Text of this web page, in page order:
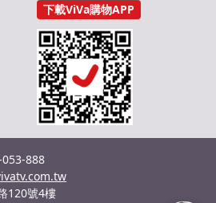
下載ViVa購物APP
053-888
120號4樓